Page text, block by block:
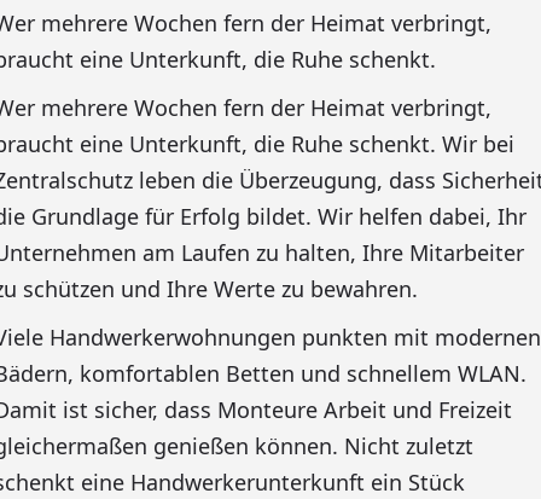
mehrere Wochen fern der Heimat verbringt,
eine Unterkunft, die Ruhe schenkt.
mehrere Wochen fern der Heimat verbringt,
eine Unterkunft, die Ruhe schenkt. Wir bei
leben die Überzeugung, dass
Grundlage für Erfolg bildet. Wir helfen dabei, Ihr
am Laufen zu halten, Ihre Mitarbeiter
schützen und Ihre Werte zu bewahren.
Handwerkerwohnungen punkten mit modernen
komfortablen Betten und schnellem WLAN.
ist sicher, dass Monteure Arbeit und Freizeit
genießen können. Nicht zuletzt
eine Handwerkerunterkunft ein Stück